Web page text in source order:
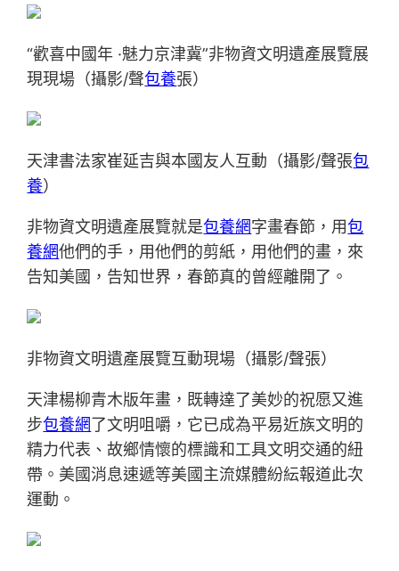
“歡喜中國年 ·魅力京津冀”非物資文明遺產展覽展
現現場（攝影/聲包養張）
天津書法家崔延吉與本國友人互動（攝影/聲張包
養）
非物資文明遺產展覽就是包養網字畫春節，用包
養網他們的手，用他們的剪紙，用他們的畫，來
告知美國，告知世界，春節真的曾經離開了。
非物資文明遺產展覽互動現場（攝影/聲張）
天津楊柳青木版年畫，既轉達了美妙的祝愿又進
步包養網了文明咀嚼，它已成為平易近族文明的
精力代表、故鄉情懷的標識和工具文明交通的紐
帶。美國消息速遞等美國主流媒體紛紜報道此次
運動。